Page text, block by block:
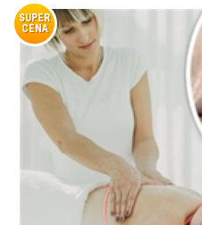
SUPER
CENA